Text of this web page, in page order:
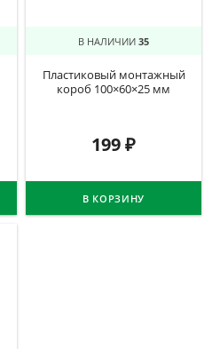
В НАЛИЧИИ 35
Пластиковый монтажный
короб 100×60×25 мм
199₽
В КОРЗИНУ